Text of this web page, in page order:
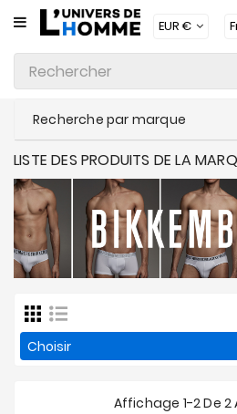
CATÉGORIE
Sous-
Vêtements
Vêtements
Maillots
De
Bain
Vêtements
D'intérieur
Chaussettes
Recherche par marque
LISTE DES PRODUITS DE LA
Choisir
Affichage 1-2 De